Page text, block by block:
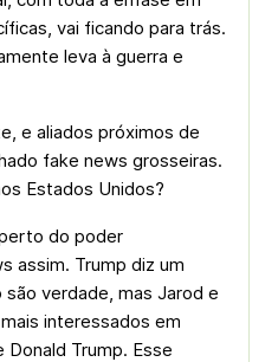
vai ficando para trás.
leva à guerra e
e aliados próximos de
fake news grosseiras.
Estados Unidos?
do poder
assim. Trump diz um
verdade, mas Jarod e
interessados em
Trump. Esse